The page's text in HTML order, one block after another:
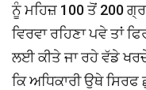
ਨੂੰ ਮਹਿਜ਼ 100 ਤੋਂ 200
ਵਿਰਵਾ ਰਹਿਣਾ ਪਵੇ ਤਾਂ
ਲਈ ਕੀਤੇ ਜਾ ਰਹੇ ਵੱਡੇ
ਕਿ ਅਧਿਕਾਰੀ ਉਥੇ